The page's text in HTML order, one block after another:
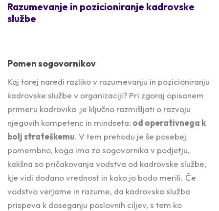
Razumevanje in pozicioniranje kadrovske
službe
Pomen sogovornikov
Kaj torej naredi razliko v razumevanju in pozicioniranju
kadrovske službe v organizaciji? Pri zgoraj opisanem
primeru kadrovika je ključno razmišljati o razvoju
njegovih kompetenc in mindseta: od operativnega k
bolj strateškemu. V tem prehodu je še posebej
pomembno, koga ima za sogovornika v podjetju,
kakšna so pričakovanja vodstva od kadrovske službe,
kje vidi dodano vrednost in kako jo bodo merili. Če
vodstvo verjame in razume, da kadrovska služba
prispeva k doseganju poslovnih ciljev, s tem ko